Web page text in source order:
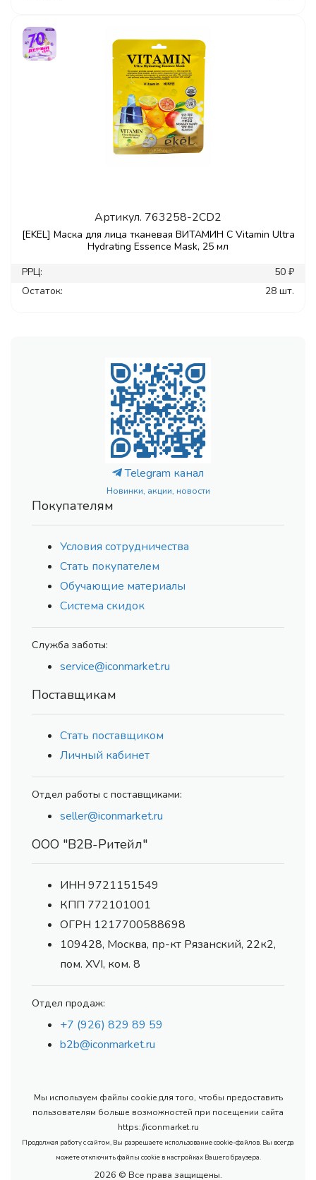
Артикул. 763258-2CD2
[EKEL] Маска для лица тканевая ВИТАМИН С Vitamin Ultra
Hydrating Essence Mask, 25 мл
РРЦ:
50 ₽
Остаток:
28 шт.
Telegram канал
Новинки, акции, новости
Покупателям
Условия сотрудничества
Стать покупателем
Обучающие материалы
Система скидок
Служба заботы:
service@iconmarket.ru
Поставщикам
Стать поставщиком
Личный кабинет
Отдел работы с поставщиками:
seller@iconmarket.ru
ООО "В2В-Ритейл"
ИНН 9721151549
КПП 772101001
ОГРН 1217700588698
109428, Москва, пр-кт Рязанский, 22к2,
пом. XVI, ком. 8
Отдел продаж:
+7 (926) 829 89 59
b2b@iconmarket.ru
Мы используем файлы cookie для того, чтобы предоставить
пользователям больше возможностей при посещении сайта
https://iconmarket.ru
Продолжая работу с сайтом, Вы разрешаете использование cookie-файлов. Вы всегда
можете отключить файлы cookie в настройках Вашего браузера.
2026 © Все права защищены.